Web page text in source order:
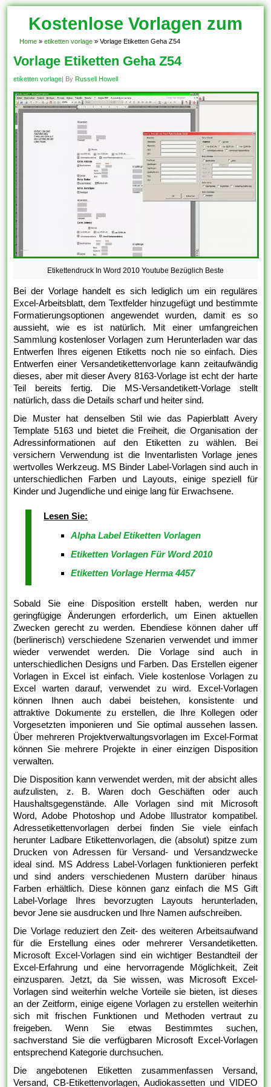
Kostenlose Vorlagen zum
Download!
Home » etiketten vorlage » Vorlage Etiketten Geha Z54
Vorlage Etiketten Geha Z54
etiketten vorlage| By Russell Howell
Etikettendruck In Word 2010 Youtube Bezüglich Beste
Bei der Vorlage handelt es sich lediglich um ein reguläres
Excel-Arbeitsblatt, dem Textfelder hinzugefügt und bestimmte
Formatierungsoptionen angewendet wurden, damit es so
aussieht, wie es ist natürlich. Mit einer umfangreichen
Sammlung kostenloser Vorlagen zum Herunterladen war das
Entwerfen Ihres eigenen Etiketts noch nie so einfach. Dies
Entwerfen einer Versandetikettenvorlage kann zeitaufwändig
dieses, aber mit dieser Avery 8163-Vorlage ist echt der harte
Teil bereits fertig. Die MS-Versandetikett-Vorlage stellt
natürlich, dass die Details scharf und heiter sind.
Die Muster hat denselben Stil wie das Papierblatt Avery
Template 5163 und bietet die Freiheit, die Organisation der
Adressinformationen auf den Etiketten zu wählen. Bei
versichern Verwendung ist die Inventarlisten Vorlage jenes
wertvolles Werkzeug. MS Binder Label-Vorlagen sind auch in
unterschiedlichen Farben und Layouts, einige speziell für
Kinder und Jugendliche und einige lang für Erwachsene.
Lesen Sie:
Alpha Label Etiketten Vorlagen
Etiketten Vorlagen Für Word 2010
Etiketten Vorlage Herma 4457
Sobald Sie eine Disposition erstellt haben, werden nur
geringfügige Änderungen erforderlich, um Einen aktuellen
Zwecken gerecht zu werden. Ebendiese können daher uff
(berlinerisch) verschiedene Szenarien verwendet und immer
wieder verwendet werden. Die Vorlage sind auch in
unterschiedlichen Designs und Farben. Das Erstellen eigener
Vorlagen in Excel ist einfach. Viele kostenlose Vorlagen zu
Excel warten darauf, verwendet zu wird. Excel-Vorlagen
können Ihnen auch dabei beistehen, konsistente und
attraktive Dokumente zu erstellen, die Ihre Kollegen oder
Vorgesetzten imponieren und Sie optimal aussehen lassen.
Über mehreren Projektverwaltungsvorlagen im Excel-Format
können Sie mehrere Projekte in einer einzigen Disposition
verwalten.
Die Disposition kann verwendet werden, mit der absicht alles
aufzulisten, z. B. Waren doch Geschäften oder auch
Haushaltsgegenstände. Alle Vorlagen sind mit Microsoft
Word, Adobe Photoshop und Adobe Illustrator kompatibel.
Adressetikettenvorlagen derbei finden Sie viele einfach
herunter Ladbare Etikettenvorlagen, die (absolut) spitze zum
Drucken von Adressen für Versand- und Versandzwecke
ideal sind. MS Address Label-Vorlagen funktionieren perfekt
und sind anders verschiedenen Mustern darüber hinaus
Farben erhältlich. Diese können ganz einfach die MS Gift
Label-Vorlage Ihres bevorzugten Layouts herunterladen,
bevor Jene sie ausdrucken und Ihre Namen aufschreiben.
Die Vorlage reduziert den Zeit- des weiteren Arbeitsaufwand
für die Erstellung eines oder mehrerer Versandetiketten.
Microsoft Excel-Vorlagen sind ein wichtiger Bestandteil der
Excel-Erfahrung und eine hervorragende Möglichkeit, Zeit
einzusparen. Jetzt, da Sie wissen, was Microsoft Excel-
Vorlagen sind weiterhin welche Vorteile sie bieten, ist dieses
an der Zeitform, einige eigene Vorlagen zu erstellen weiterhin
sich mit frischen Funktionen und Methoden vertraut zu
freigeben. Wenn Sie etwas Bestimmtes suchen,
sachverstand Sie die verfügbaren Microsoft Excel-Vorlagen
entsprechend Kategorie durchsuchen.
Die angebotenen Etiketten zusammenfassen Versand,
Versand, CB-Etikettenvorlagen, Audiokassetten und VIDEO